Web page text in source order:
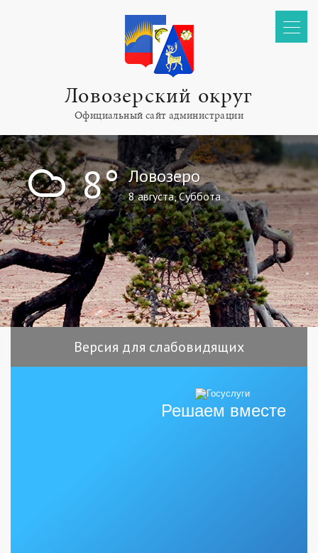
Ловозерский округ
Официальный сайт администрации
! 8° Ловозеро
8 августа, Суббота
Версия для слабовидящих
Решаем вместе